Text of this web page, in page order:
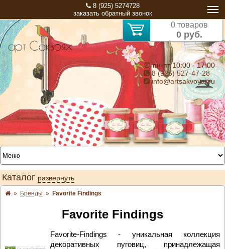
8 (925) 5274728
заказать обратный звонок
0 товаров
0 руб.
⏰ пн-пт 10:00 - 17:00
8 (925) 527-47-28
info@artsakvoyaj.ru
Каталог развернуть
» Бренды » Favorite Findings
Favorite Findings
Favorite-Findings - уникальная коллекция
декоративных пуговиц, принадлежащая